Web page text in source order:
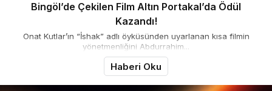
Bingöl’de Çekilen Film Altın Portakal’da Ödül
Kazandı!
Onat Kutlar’ın “İshak” adlı öyküsünden uyarlanan kısa filmin
yönetmenliğini Abdurrahim...
Haberi Oku